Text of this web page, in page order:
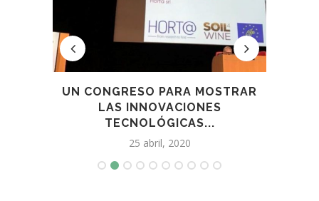
UN CONGRESO PARA MOSTRAR
LAS INNOVACIONES
TECNOLÓGICAS...
25 abril, 2020